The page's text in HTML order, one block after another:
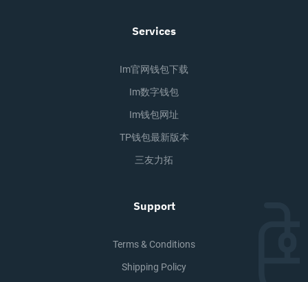
Services
Im官网钱包下载
Im数字钱包
Im钱包网址
TP钱包最新版本
三友力拓
Support
Terms & Conditions
Shipping Policy